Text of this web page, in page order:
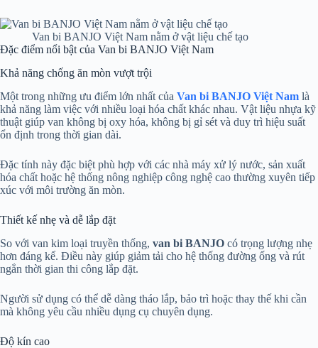
Van bi BANJO Việt Nam nằm ở vật liệu chế tạo
Đặc điểm nổi bật của Van bi BANJO Việt Nam
Khả năng chống ăn mòn vượt trội
Một trong những ưu điểm lớn nhất của Van bi BANJO Việt Nam là
khả năng làm việc với nhiều loại hóa chất khác nhau. Vật liệu nhựa kỹ
thuật giúp van không bị oxy hóa, không bị gỉ sét và duy trì hiệu suất
ổn định trong thời gian dài.
Đặc tính này đặc biệt phù hợp với các nhà máy xử lý nước, sản xuất
hóa chất hoặc hệ thống nông nghiệp công nghệ cao thường xuyên tiếp
xúc với môi trường ăn mòn.
Thiết kế nhẹ và dễ lắp đặt
So với van kim loại truyền thống, van bi BANJO có trọng lượng nhẹ
hơn đáng kể. Điều này giúp giảm tải cho hệ thống đường ống và rút
ngắn thời gian thi công lắp đặt.
Người sử dụng có thể dễ dàng tháo lắp, bảo trì hoặc thay thế khi cần
mà không yêu cầu nhiều dụng cụ chuyên dụng.
Độ kín cao